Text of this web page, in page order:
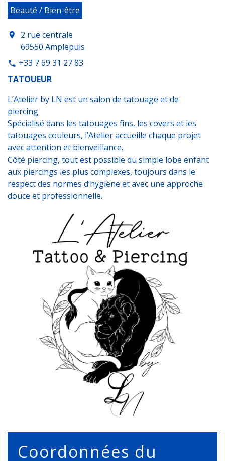
Beauté / Bien-être
location_on
2 rue centrale
69550 Amplepuis
phone +33 7 69 31 27 83
TATOUEUR
L’Atelier by LN est un salon de tatouage et de
piercing.
Spécialisé dans les tatouages fins, les covers et les
tatouages couleurs, l’Atelier accueille chaque projet
avec attention et bienveillance.
Côté piercing, tout est possible du simple lobe enfant
aux piercings les plus complexes, toujours dans le
respect des normes d’hygiène et avec une approche
douce et professionnelle.
Coordonnées du